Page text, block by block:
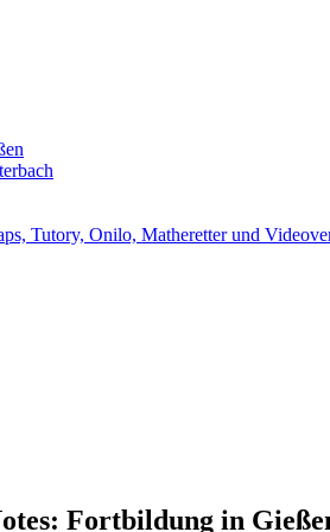
Tutory, Onilo, Matheretter und
Fortbildung in